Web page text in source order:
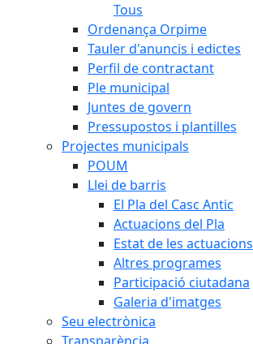
Tous
Ordenança Orpime
Tauler d'anuncis i edictes
Perfil de contractant
Ple municipal
Juntes de govern
Pressupostos i plantilles
Projectes municipals
POUM
Llei de barris
El Pla del Casc Antic
Actuacions del Pla
Estat de les actuacions
Altres programes
Participació ciutadana
Galeria d'imatges
Seu electrònica